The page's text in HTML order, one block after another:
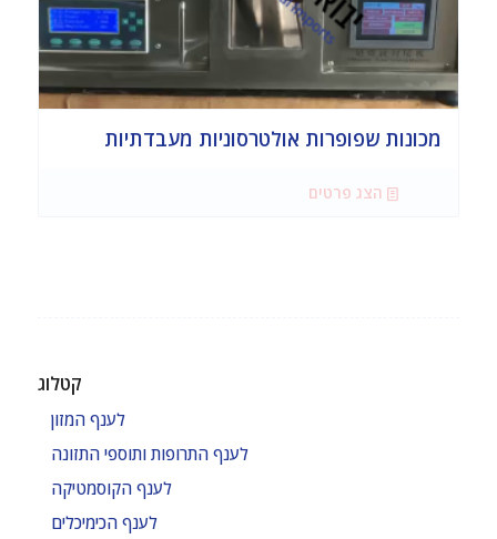
מכונות שפופרות אולטרסוניות מעבדתיות
הצג פרטים
קטלוג
לענף המזון
לענף התרופות ותוספי התזונה
לענף הקוסמטיקה
לענף הכימיכלים